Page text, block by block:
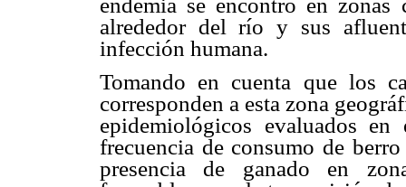
endemia se encontró en zonas
alrededor del río y sus
infección humana.
Tomando en cuenta que los
corresponden a esta zona
epidemiológicos evaluados
frecuencia de consumo de
presencia de ganado en